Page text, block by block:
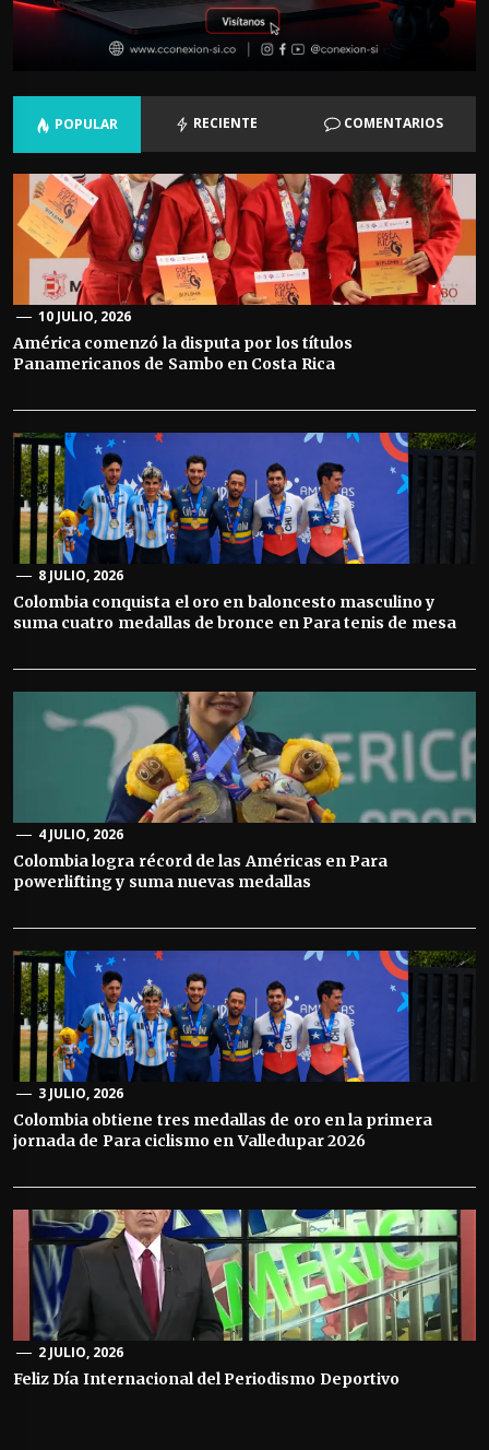
POPULAR RECIENTE COMENTARIOS
10 JULIO, 2026
América comenzó la disputa por los títulos
Panamericanos de Sambo en Costa Rica
8 JULIO, 2026
Colombia conquista el oro en baloncesto masculino y
suma cuatro medallas de bronce en Para tenis de mesa
4 JULIO, 2026
Colombia logra récord de las Américas en Para
powerlifting y suma nuevas medallas
3 JULIO, 2026
Colombia obtiene tres medallas de oro en la primera
jornada de Para ciclismo en Valledupar 2026
2 JULIO, 2026
Feliz Día Internacional del Periodismo Deportivo